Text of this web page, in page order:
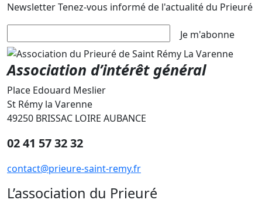
NewsletterTenez-vous informé de l'actualité du Prieuré
Je m'abonne
Association d’intérêt général
Place Edouard Meslier
St Rémy la Varenne
49250 BRISSAC LOIRE AUBANCE
02 41 57 32 32
contact@prieure-saint-remy.fr
L’association du Prieuré